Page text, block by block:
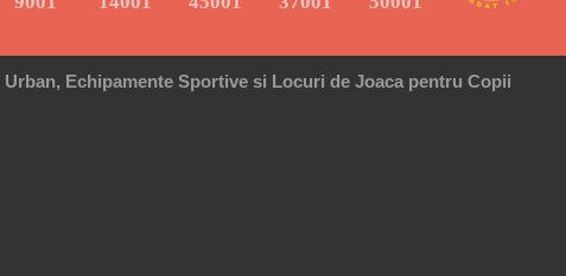
Echipamente Sportive si Locuri de Joaca pentru Copii